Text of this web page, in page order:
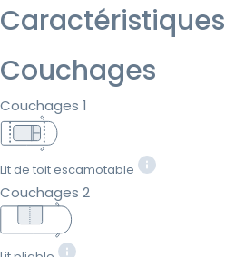
Caractéristiques
Couchages
Couchages 1
Lit de toit escamotable
Couchages 2